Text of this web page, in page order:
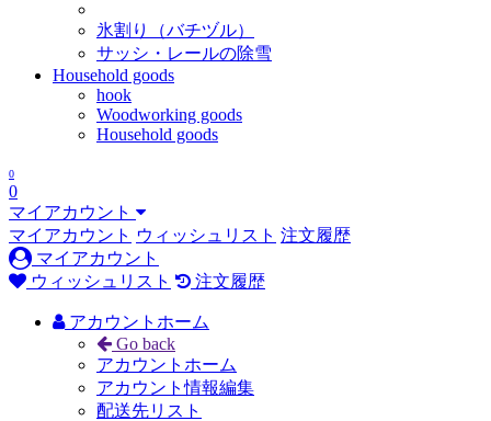
氷割り（バチヅル）
サッシ・レールの除雪
Household goods
hook
Woodworking goods
Household goods
0
0
マイアカウント
マイアカウント ウィッシュリスト 注文履歴
マイアカウント
ウィッシュリスト
注文履歴
アカウントホーム
Go back
アカウントホーム
アカウント情報編集
配送先リスト